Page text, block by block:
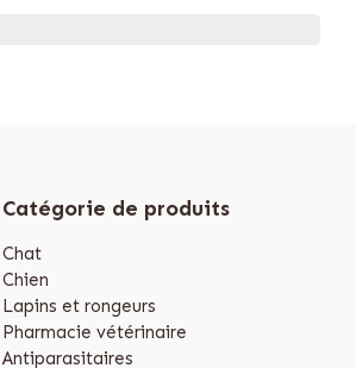
Catégorie de produits
Chat
Chien
Lapins et rongeurs
Pharmacie vétérinaire
Antiparasitaires